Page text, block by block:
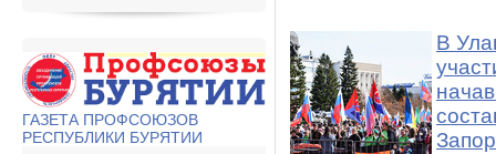
ГАЗЕТА ПРОФСОЮЗОВ
РЕСПУБЛИКИ БУРЯТИИ
В